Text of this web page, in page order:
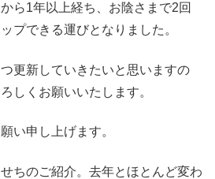
ら1年以上経ち、お陰さまで2回
プできる運びとなりました。
更新していきたいと思いますの
しくお願いいたします。
い申し上げます。
ちのご紹介。去年とほとんど変わ